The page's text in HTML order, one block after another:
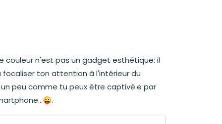
couleur n'est pas un gadget esthétique: il
focaliser ton attention à l'intérieur du
peu comme tu peux être captivé.e par